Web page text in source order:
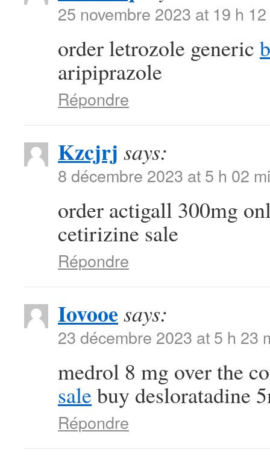
25 novembre 2023 at 19 h
order letrozole generic
aripiprazole
Répondre
Kzcjrj says:
8 décembre 2023 at 5 h 02
order actigall 300mg
cetirizine sale
Répondre
Iovooe says:
23 décembre 2023 at 5 h 23
medrol 8 mg over the
sale buy desloratadine
Répondre